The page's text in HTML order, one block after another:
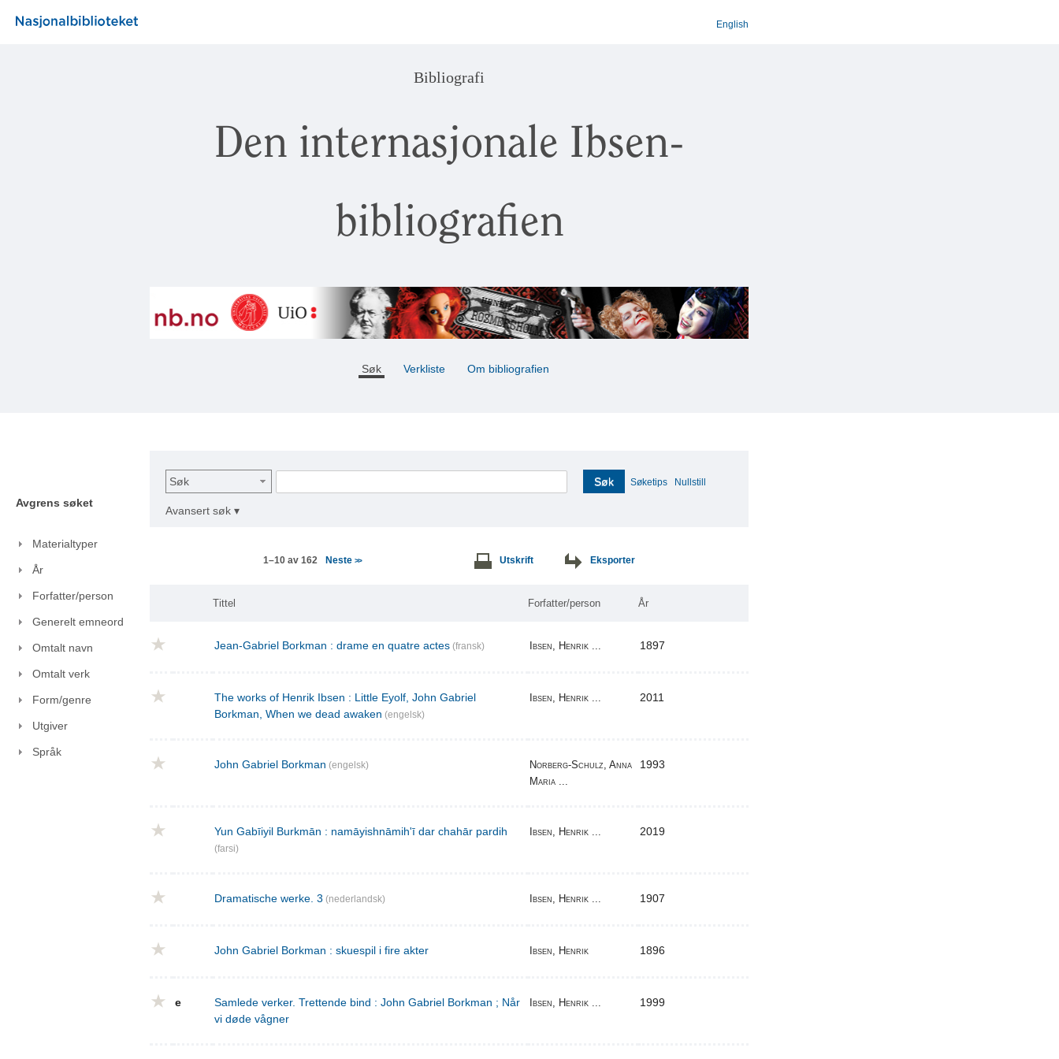
English
Bibliografi
Den internasjonale Ibsen-
bibliografien
Søk Verkliste Om bibliografien
Avgrens søket
Materialtyper
År
Forfatter/person
Generelt emneord
Omtalt navn
Omtalt verk
Form/genre
Utgiver
Språk
Søk Søk Søketips Nullstill
Avansert søk ▾
1–10 av 162 Neste >> Utskrift Eksporter
Tittel Forfatter/person År
Jean-Gabriel Borkman : drame en quatre actes (fransk) Ibsen, Henrik ... 1897
The works of Henrik Ibsen : Little Eyolf, John Gabriel
Borkman, When we dead awaken (engelsk)
Ibsen, Henrik ... 2011
John Gabriel Borkman (engelsk)
Norberg-Schulz, Anna
Maria ...
1993
Yun Gabīiyil Burkmān : namāyishnāmihʹī dar chahār pardih
(farsi)
Ibsen, Henrik ... 2019
Dramatische werke. 3 (nederlandsk) Ibsen, Henrik ... 1907
John Gabriel Borkman : skuespil i fire akter Ibsen, Henrik 1896
e
Samlede verker. Trettende bind : John Gabriel Borkman ; Når
vi døde vågner
Ibsen, Henrik ... 1999